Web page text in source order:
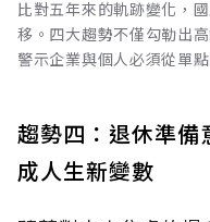
比對五年來的軌跡變化，
移。四大趨勢不僅勾勒出
警示企業與個人必須從單
趨勢四：退休準備
成人生新變數